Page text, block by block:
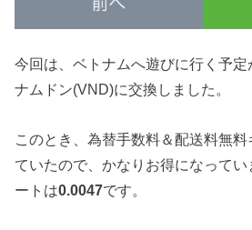
今回は、ベトナムへ遊びに行く予定
ナムドン(VND)に交換しました。
このとき、為替手数料＆配送料無
ていたので、かなりお得になって
ートは0.0047です。